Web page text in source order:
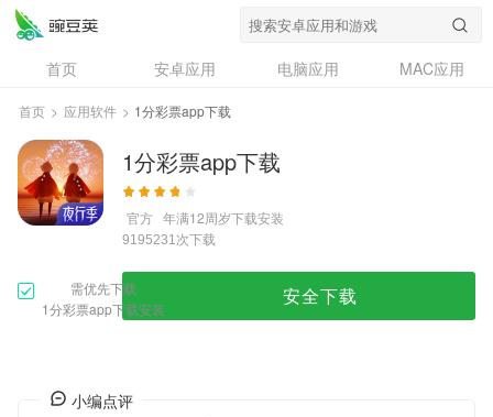
首页 安卓应用 电脑应用
MAC应用
资讯
专题
问答
首页 > 应用软件 > 1分彩票app下载
1分彩票app下载
官方 年满12周岁下载安装
9195231次下载
需优先下载
1分彩票app下载安装
安全下载
小编点评